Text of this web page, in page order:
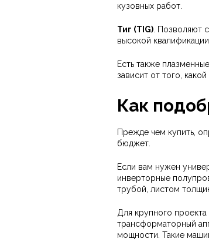
кузовных работ.
Тиг (TIG). Позволяют
высокой
Есть также
зависит от того,
Как
Прежде чем купить,
бюджет.
Если вам нужен
инверторные
трубой, листом
Для крупного
трансформаторный
мощности. Такие